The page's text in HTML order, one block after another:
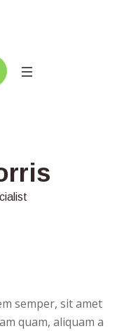
semper, sit amet
quam, aliquam a